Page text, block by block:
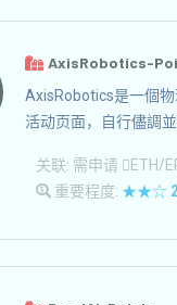
AxisRobotics-
AxisRobotics是一個
活动页面，自行儘調
关联: 需申请 ETH/
重要程度: ★★☆